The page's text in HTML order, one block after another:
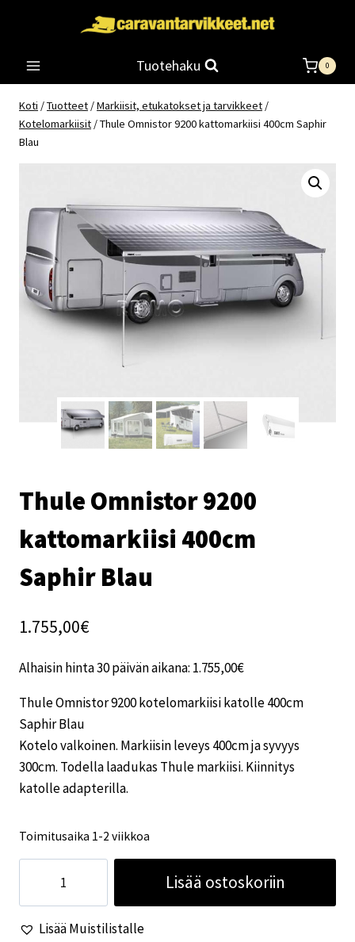
Tuotehaku 0
Koti /Tuotteet /Markiisit, etukatokset ja tarvikkeet /
Kotelomarkiisit /Thule Omnistor 9200 kattomarkiisi 400cm Saphir
Blau
Thule Omnistor 9200
kattomarkiisi 400cm
Saphir Blau
1.755,00€
Alhaisin hinta 30 päivän aikana: 1.755,00€
Thule Omnistor 9200 kotelomarkiisi katolle 400cm
Saphir Blau
Kotelo valkoinen. Markiisin leveys 400cm ja syvyys
300cm. Todella laadukas Thule markiisi. Kiinnitys
katolle adapterilla.
Toimitusaika 1-2 viikkoa
Omnistor
9200
kattomarkiisi
Lisää ostoskoriin
Lisää Muistilistalle